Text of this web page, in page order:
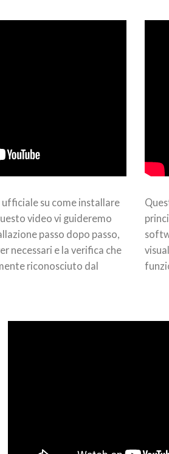
su come installare
video vi guideremo
passo dopo passo,
necessari e la verifica che
riconosciuto dal